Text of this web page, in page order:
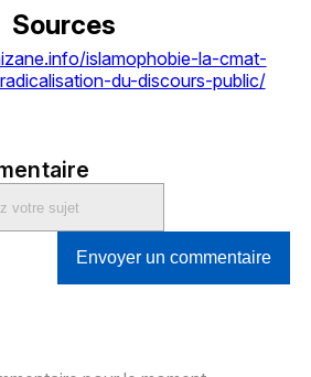
Sources
islamophobie-la-cmat-
du-discours-public/
Envoyer un commentaire